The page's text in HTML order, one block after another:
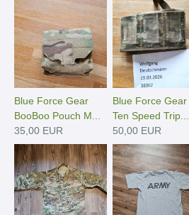
Blue Force Gear
BooBoo Pouch M...
35,00 EUR
Blue Force Gear
Ten Speed Trip...
50,00 EUR